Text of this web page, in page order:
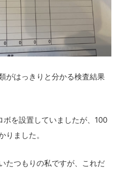
がはっきりと分かる検査結果
を設置していましたが、100
りました。
たつもりの私ですが、これだ